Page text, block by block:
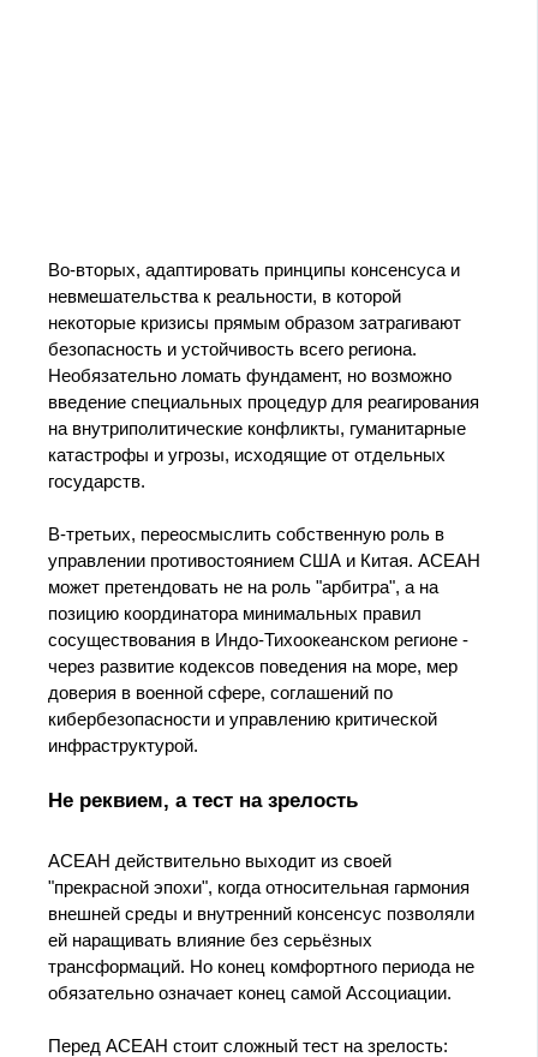
Во‑вторых, адаптировать принципы консенсуса и
невмешательства к реальности, в которой
некоторые кризисы прямым образом затрагивают
безопасность и устойчивость всего региона.
Необязательно ломать фундамент, но возможно
введение специальных процедур для реагирования
на внутриполитические конфликты, гуманитарные
катастрофы и угрозы, исходящие от отдельных
государств.
В‑третьих, переосмыслить собственную роль в
управлении противостоянием США и Китая. АСЕАН
может претендовать не на роль "арбитра", а на
позицию координатора минимальных правил
сосуществования в Индо‑Тихоокеанском регионе -
через развитие кодексов поведения на море, мер
доверия в военной сфере, соглашений по
кибербезопасности и управлению критической
инфраструктурой.
Не реквием, а тест на зрелость
АСЕАН действительно выходит из своей
"прекрасной эпохи", когда относительная гармония
внешней среды и внутренний консенсус позволяли
ей наращивать влияние без серьёзных
трансформаций. Но конец комфортного периода не
обязательно означает конец самой Ассоциации.
Перед АСЕАН стоит сложный тест на зрелость: